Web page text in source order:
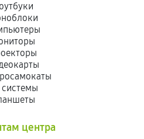
системы
центра